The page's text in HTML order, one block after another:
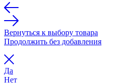
Вернуться к выбору товара
Продолжить без добавления
Да
Нет